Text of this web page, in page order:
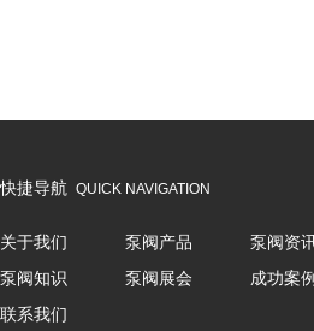
快捷导航 QUICK NAVIGATION
关于我们 泵阀产品
泵阀资
泵阀知识
泵阀展会
成功案例
联系我们